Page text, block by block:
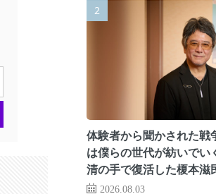
体験者から聞かされた戦
は僕らの世代が紡いで
清の手で復活した榎本滋
2026.08.03